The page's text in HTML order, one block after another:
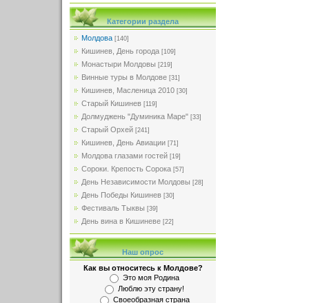
Категории раздела
Молдова [140]
Кишинев, День города [109]
Монастыри Молдовы [219]
Винные туры в Молдове [31]
Кишинев, Масленица 2010 [30]
Старый Кишинев [119]
Долмуджень "Думиника Маре" [33]
Старый Орхей [241]
Кишинев, День Авиации [71]
Молдова глазами гостей [19]
Сороки. Крепость Сорока [57]
День Независимости Молдовы [28]
День Победы Кишинев [30]
Фестиваль Тыквы [39]
День вина в Кишиневе [22]
Наш опрос
Как вы относитесь к Молдове?
Это моя Родина
Люблю эту страну!
Своеобразная страна